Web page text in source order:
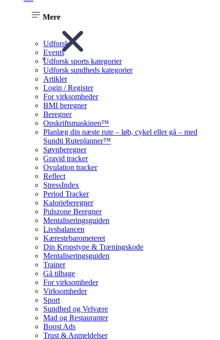
Mere
Udforsk
Events
Udforsk sports kategorier
Udforsk sundheds kategorier
Artikler
Login / Register
For virksomheder
BMI beregner
Beregner
Opskriftsmaskinen™
Planlæg din næste rute – løb, cykel eller gå – med
Sundti Ruteplanner™
Søvnberegner
Gravid tracker
Ovulation tracker
Reflect
StressIndex
Period Tracker
Kalorieberegner
Pulszone Beregner
Mentaliseringsguiden
Livsbalancen
Kærestebarometeret
Din Kropstype & Træningskode
Mentaliseringsguiden
Trainer
Gå tilbage
For virksomheder
Virksomheder
Sport
Sundhed og Velvære
Mad og Restauranter
Boost Ads
Trust & Anmeldelser